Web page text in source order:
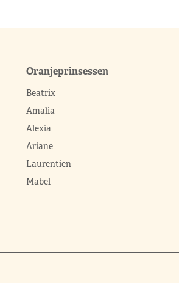
Oranjeprinsessen
Beatrix
Amalia
Alexia
Ariane
Laurentien
Mabel